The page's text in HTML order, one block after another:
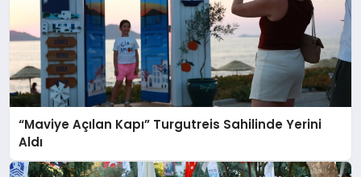
“Maviye Açılan Kapı” Turgutreis Sahilinde Yerini
Aldı